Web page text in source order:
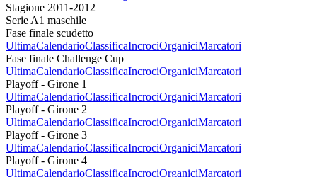
Stagione 2011-2012
Serie A1 maschile
Fase finale scudetto
UltimaCalendarioClassificaIncrociOrganiciMarcatori
Fase finale Challenge Cup
UltimaCalendarioClassificaIncrociOrganiciMarcatori
Playoff - Girone 1
UltimaCalendarioClassificaIncrociOrganiciMarcatori
Playoff - Girone 2
UltimaCalendarioClassificaIncrociOrganiciMarcatori
Playoff - Girone 3
UltimaCalendarioClassificaIncrociOrganiciMarcatori
Playoff - Girone 4
UltimaCalendarioClassificaIncrociOrganiciMarcatori